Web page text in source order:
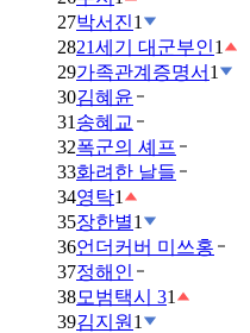
27박서진1
2821세기 대군부인1
29가족관계증명서 1
30김혜윤
31 송혜교
32폭군의 셰프
33화려한 날들
34영탁1
35장한별1
36언더커버 미쓰홍
37정해인
38모범택시 31
39김지원 1